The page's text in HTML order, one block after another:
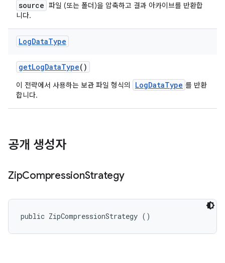
source 파일 (또는 폴더)을 압축하고 결과 아카이브를 반환합
니다.
LogDataType
getLogDataType()
이 전략에서 사용하는 보관 파일 형식의 LogDataType 를 반환
합니다.
공개 생성자
ZipCompressionStrategy
public ZipCompressionStrategy ()